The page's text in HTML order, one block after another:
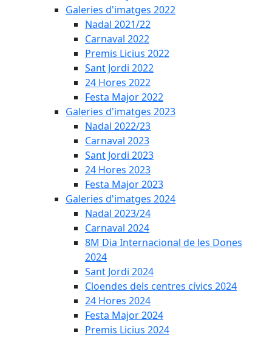
Galeries d'imatges 2022
Nadal 2021/22
Carnaval 2022
Premis Licius 2022
Sant Jordi 2022
24 Hores 2022
Festa Major 2022
Galeries d'imatges 2023
Nadal 2022/23
Carnaval 2023
Sant Jordi 2023
24 Hores 2023
Festa Major 2023
Galeries d'imatges 2024
Nadal 2023/24
Carnaval 2024
8M Dia Internacional de les Dones
2024
Sant Jordi 2024
Cloendes dels centres cívics 2024
24 Hores 2024
Festa Major 2024
Premis Licius 2024